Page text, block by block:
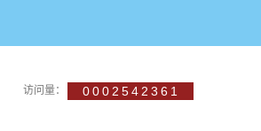
访问量： 0002542361